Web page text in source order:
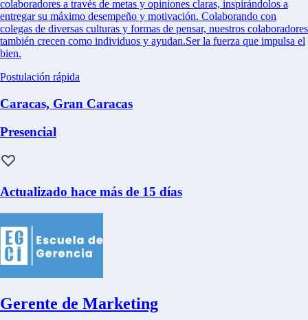
colaboradores a través de metas y opiniones claras, inspirándolos a
entregar su máximo desempeño y motivación. Colaborando con
colegas de diversas culturas y formas de pensar, nuestros colaboradores
también crecen como individuos y ayudan.Ser la fuerza que impulsa el
bien.
Postulación rápida
Caracas, Gran Caracas
Presencial
Actualizado hace más de 15 días
Gerente de Marketing